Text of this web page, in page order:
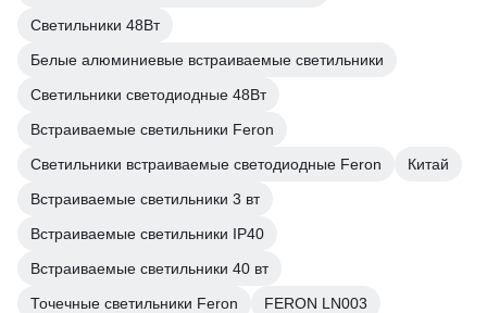
Светильники 48Вт
Белые алюминиевые встраиваемые светильники
Светильники светодиодные 48Вт
Встраиваемые светильники Feron
Светильники встраиваемые светодиодные Feron
Китай
Встраиваемые светильники 3 вт
Встраиваемые светильники IP40
Встраиваемые светильники 40 вт
Точечные светильники Feron
FERON LN003